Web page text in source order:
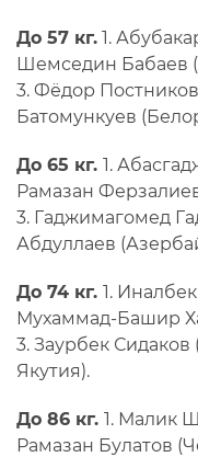
До 57 кг. 1.
Шемседин Бабаев
3. Фёдор
Батомункуев
До 65 кг. 1.
Рамазан
3. Гаджимагомед
Абдуллаев
До 74 кг. 1.
Мухаммад-Башир
3. Заурбек
Якутия).
До 86 кг. 1. Малик
Рамазан Булатов